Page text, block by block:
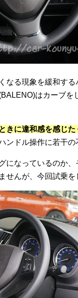
なる現象を緩和す
はカーブを
に違和感を感じた
ンドル操作に若干の
になっているのか
せんが、今回試乗を